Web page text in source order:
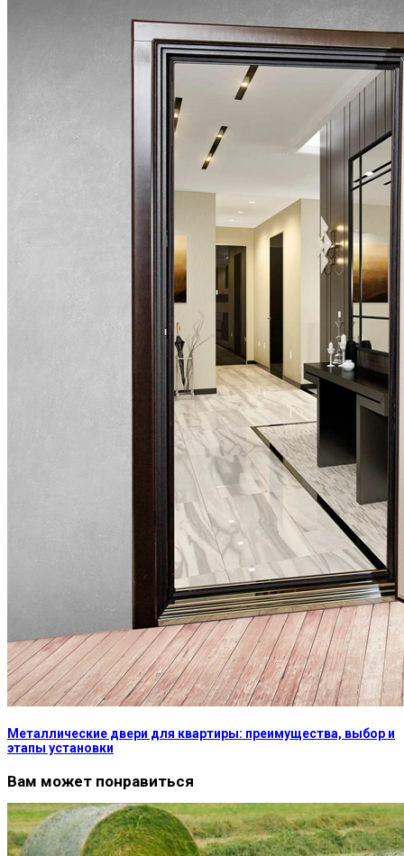
Металлические двери для квартиры: преимущества, выбор и
этапы установки
Вам может понравиться